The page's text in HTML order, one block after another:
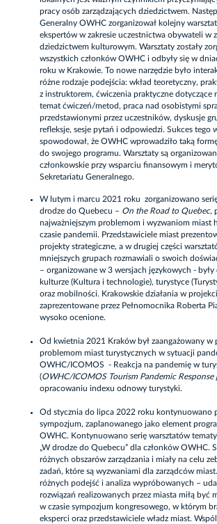
pracy osób zarządzających dziedzictwem.
Generalny OWHC zorganizował kolejny
ekspertów w zakresie uczestnictwa obywateli w
dziedzictwem kulturowym. Warsztaty zostały
wszystkich członków OWHC i odbyły się w
roku w Krakowie. To nowe narzędzie było
różne rodzaje podejścia: wkład teoretyczny,
z instruktorem, ćwiczenia praktyczne dotyczące
temat ćwiczeń/metod, praca nad osobistymi
przedstawionymi przez uczestników, dyskusje
refleksje, sesje pytań i odpowiedzi. Sukces tego
spowodował, że OWHC wprowadziło taką
do swojego programu. Warsztaty są
członkowskie przy wsparciu finansowym i
Sekretariatu Generalnego.
W lutym i marcu 2021 roku zorganizowano
drodze do Quebecu – On the Road to Quebec,
najważniejszym problemom i wyzwaniom miast
czasie pandemii. Przedstawiciele miast
projekty strategiczne, a w drugiej części
mniejszych grupach rozmawiali o swoich
– organizowane w 3 wersjach językowych -
kulturze (Kultura i technologie), turystyce
oraz mobilności. Krakowskie działania w
zaprezentowane przez Pełnomocnika Roberta
wysoko ocenione.
Od kwietnia 2021 Kraków był zaangażowany w
problemom miast turystycznych w sytuacji
OWHC/ICOMOS - Reakcja na pandemię w
(OWHC/ICOMOS Tourism Pandemic Response
opracowaniu indexu odnowy turystyki.
Od stycznia do lipca 2022 roku kontynuowano
sympozjum, zaplanowanego jako element
OWHC. Kontynuowano serię warsztatów
„W drodze do Quebecu” dla członków OWHC.
różnych obszarów zarządzania i miały na celu
zadań, które są wyzwaniami dla zarządców
różnych podejść i analiza wypróbowanych –
rozwiązań realizowanych przez miasta miłą być
w czasie sympozjum kongresowego, w którym
eksperci oraz przedstawiciele władz miast.